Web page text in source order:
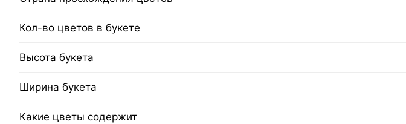
Кол-во цветов в букете
Высота букета
Ширина букета
Какие цветы содержит